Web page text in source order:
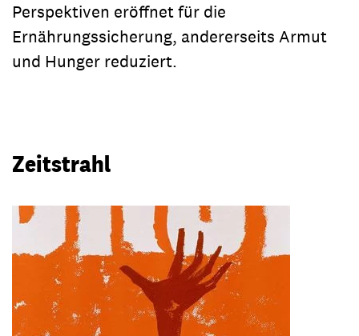
Perspektiven eröffnet für die
Ernährungssicherung, andererseits Armut
und Hunger reduziert.
Zeitstrahl